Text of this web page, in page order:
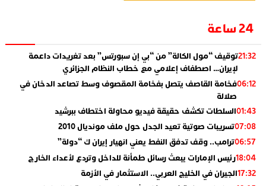
24 ساعة
21:32توقيف “مول الكالة” من “بي إن سبورتس” بعد تغريدات داعمة
لإيران… اصطفاف إعلامي مع خطاب النظام الجزائري
06:12فخامة القاصف يتصل بفخامة المقصوف وسط تصاعد الدخان في
صلالة
01:43السلطات تكشف حقيقة فيديو محاولة اختطاف ببرشيد
07:08تسريبات صوتية تعيد الجدل حول ملف مونديال 2010
06:57ترامب.. وقف تدفق النفط يعني انهيار إيران ك “دولة”
18:04رئيس الإمارات يبعث رسائل طمأنة للداخل وتردع لأعداء الخارج
17:32الجيران في الخليج العربي.. الاستثمار في الأزمة